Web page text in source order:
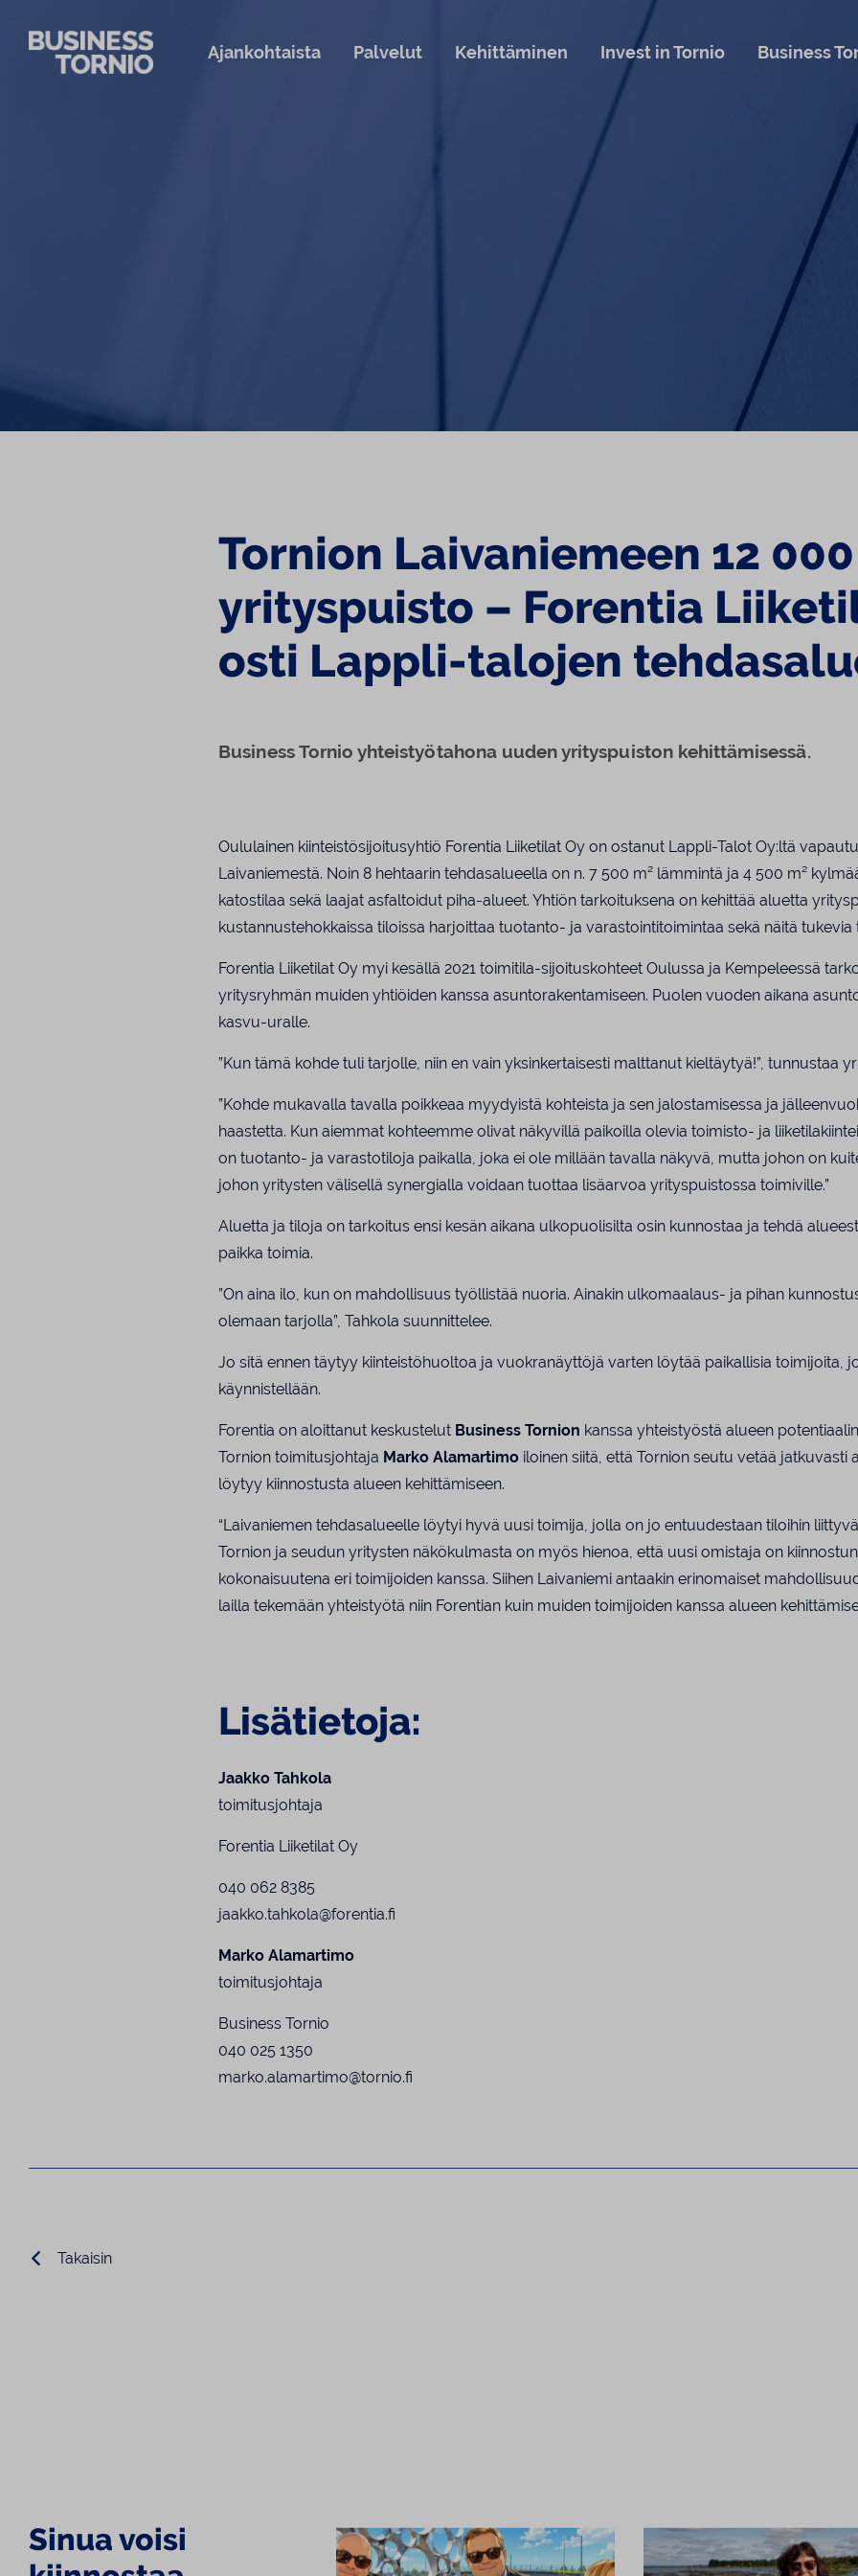
Ajankohtaista Palvelut Kehittäminen Invest in Tornio Business
Tornion Laivaniemeen 12
yrityspuisto – Forentia
osti Lappli-talojen
Business Tornio yhteistyötahona uuden yrityspuiston kehittämisessä.
Oululainen kiinteistösijoitusyhtiö Forentia Liiketilat Oy on ostanut Lappli-Talot Oy:ltä
Laivaniemestä. Noin 8 hehtaarin tehdasalueella on n. 7 500 m² lämmintä ja 4 500 m²
katostilaa sekä laajat asfaltoidut piha-alueet. Yhtiön tarkoituksena on kehittää aluetta
kustannustehokkaissa tiloissa harjoittaa tuotanto- ja varastointitoimintaa sekä näitä tukevia
Forentia Liiketilat Oy myi kesällä 2021 toimitila-sijoituskohteet Oulussa ja Kempeleessä
yritysryhmän muiden yhtiöiden kanssa asuntorakentamiseen. Puolen vuoden aikana
kasvu-uralle.
”Kun tämä kohde tuli tarjolle, niin en vain yksinkertaisesti malttanut kieltäytyä!”, tunnustaa
”Kohde mukavalla tavalla poikkeaa myydyistä kohteista ja sen jalostamisessa ja
haastetta. Kun aiemmat kohteemme olivat näkyvillä paikoilla olevia toimisto- ja
on tuotanto- ja varastotiloja paikalla, joka ei ole millään tavalla näkyvä, mutta johon on
johon yritysten välisellä synergialla voidaan tuottaa lisäarvoa yrityspuistossa toimiville.”
Aluetta ja tiloja on tarkoitus ensi kesän aikana ulkopuolisilta osin kunnostaa ja tehdä
paikka toimia.
”On aina ilo, kun on mahdollisuus työllistää nuoria. Ainakin ulkomaalaus- ja pihan
olemaan tarjolla”, Tahkola suunnittelee.
Jo sitä ennen täytyy kiinteistöhuoltoa ja vuokranäyttöjä varten löytää paikallisia toimijoita,
käynnistellään.
Forentia on aloittanut keskustelut Business Tornion kanssa yhteistyöstä alueen
Tornion toimitusjohtaja Marko Alamartimo iloinen siitä, että Tornion seutu vetää
löytyy kiinnostusta alueen kehittämiseen.
“Laivaniemen tehdasalueelle löytyi hyvä uusi toimija, jolla on jo entuudestaan tiloihin
Tornion ja seudun yritysten näkökulmasta on myös hienoa, että uusi omistaja on
kokonaisuutena eri toimijoiden kanssa. Siihen Laivaniemi antaakin erinomaiset
lailla tekemään yhteistyötä niin Forentian kuin muiden toimijoiden kanssa alueen
Lisätietoja:
Jaakko Tahkola
toimitusjohtaja
Forentia Liiketilat Oy
040 062 8385
jaakko.tahkola@forentia.fi
Marko Alamartimo
toimitusjohtaja
Business Tornio
040 025 1350
marko.alamartimo@tornio.fi
Takaisin
Sinua voisi